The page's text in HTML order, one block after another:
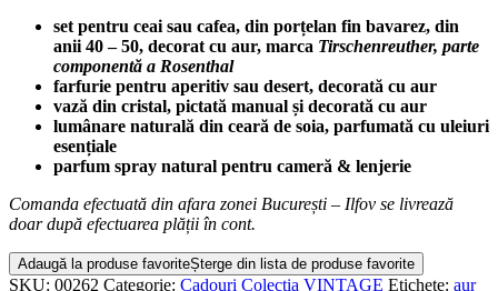
set pentru ceai sau cafea, din porțelan fin bavarez, din
anii 40 – 50, decorat cu aur, marca Tirschenreuther, parte
componentă a Rosenthal
farfurie pentru aperitiv sau desert, decorată cu aur
vază din cristal, pictată manual și decorată cu aur
lumânare naturală din ceară de soia, parfumată cu uleiuri
esențiale
parfum spray natural pentru cameră & lenjerie
Comanda efectuată din afara zonei București – Ilfov se livrează
doar după efectuarea plății în cont.
Adaugă la produse favoriteȘterge din lista de produse favorite
SKU: 00262 Categorie: Cadouri Colecția VINTAGE Etichete: aur